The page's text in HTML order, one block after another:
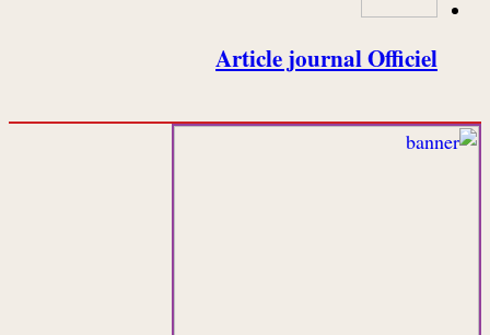
Article journal Officiel